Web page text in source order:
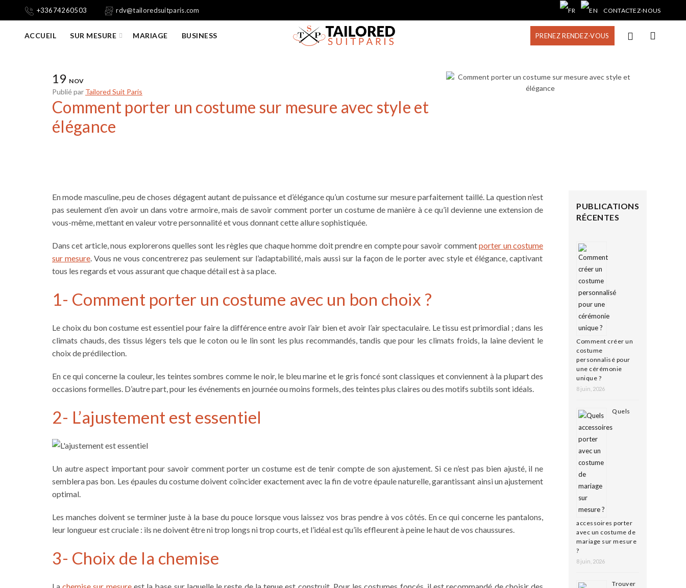
+33674260503 rdv@tailoredsuitparis.com CONTACTEZ-NOUS
ACCUEIL SUR MESURE MARIAGE BUSINESS PRENEZ RENDEZ-VOUS
19 NOV
Comment porter un costume sur mesure avec style et
élégance
Publié par Tailored Suit Paris
En mode masculine, peu de choses dégagent autant de puissance et d’élégance qu’un costume sur mesure parfaitement taillé. La question n’est
pas seulement d’en avoir un dans votre armoire, mais de savoircomment porter un costume de manière à ce qu’il devienne une extension de
vous-même, mettant en valeur votre personnalité et vous donnant cette allure sophistiquée.
Dans cet article, nous explorerons quelles sont les règles que chaque homme doit prendre en compte pour savoir commentporter un costume
sur mesure. Vous ne vous concentrerez pas seulement sur l’adaptabilité, mais aussi sur la façon de le porter avec style et élégance, captivant
tous les regards et vous assurant que chaque détail est à sa place.
1- Comment porter un costume avec un bon choix ?
Le choix du bon costume est essentiel pour faire la différence entre avoir l’air bien et avoir l’air spectaculaire. Le tissu est primordial ; dans les
climats chauds, des tissus légers tels que le coton ou le lin sont les plus recommandés, tandis que pour les climats froids, la laine devient le
choix de prédilection.
En ce qui concerne la couleur, les teintes sombres comme le noir, le bleu marine et le gris foncé sont classiques et conviennent à la plupart des
occasions formelles. D’autre part, pour les événements en journée ou moins formels, des teintes plus claires ou des motifs subtils sont idéals.
2- L’ajustement est essentiel
Un autre aspect important pour savoircomment porter un costume est de tenir compte de son ajustement. Si ce n’est pas bien ajusté, il ne
semblera pas bon. Les épaules du costume doivent coïncider exactement avec la fin de votre épaule naturelle, garantissant ainsi un ajustement
optimal.
Les manches doivent se terminer juste à la base du pouce lorsque vous laissez vos bras pendre à vos côtés. En ce qui concerne les pantalons,
leur longueur est cruciale : ils ne doivent être ni trop longs ni trop courts, et l’idéal est qu’ils effleurent à peine le haut de vos chaussures.
3- Choix de la chemise
PUBLICATIONS
RÉCENTES
Comment créer un
costume
personnalisé pour
une cérémonie
unique ?
8 juin, 2026
Quels
accessoires porter
avec un costume de
mariage sur mesure
?
8 juin, 2026
Trouver